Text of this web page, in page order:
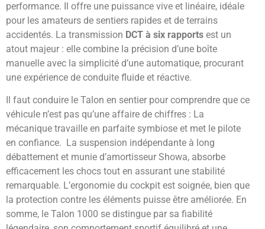
performance. Il offre une puissance vive et linéaire, idéale
pour les amateurs de sentiers rapides et de terrains
accidentés. La transmission DCT à six rapports est un
atout majeur : elle combine la précision d’une boîte
manuelle avec la simplicité d’une automatique, procurant
une expérience de conduite fluide et réactive.
Il faut conduire le Talon en sentier pour comprendre que ce
véhicule n’est pas qu’une affaire de chiffres : La
mécanique travaille en parfaite symbiose et met le pilote
en confiance. La suspension indépendante à long
débattement et munie d’amortisseur Showa, absorbe
efficacement les chocs tout en assurant une stabilité
remarquable. L’ergonomie du cockpit est soignée, bien que
la protection contre les éléments puisse être améliorée. En
somme, le Talon 1000 se distingue par sa fiabilité